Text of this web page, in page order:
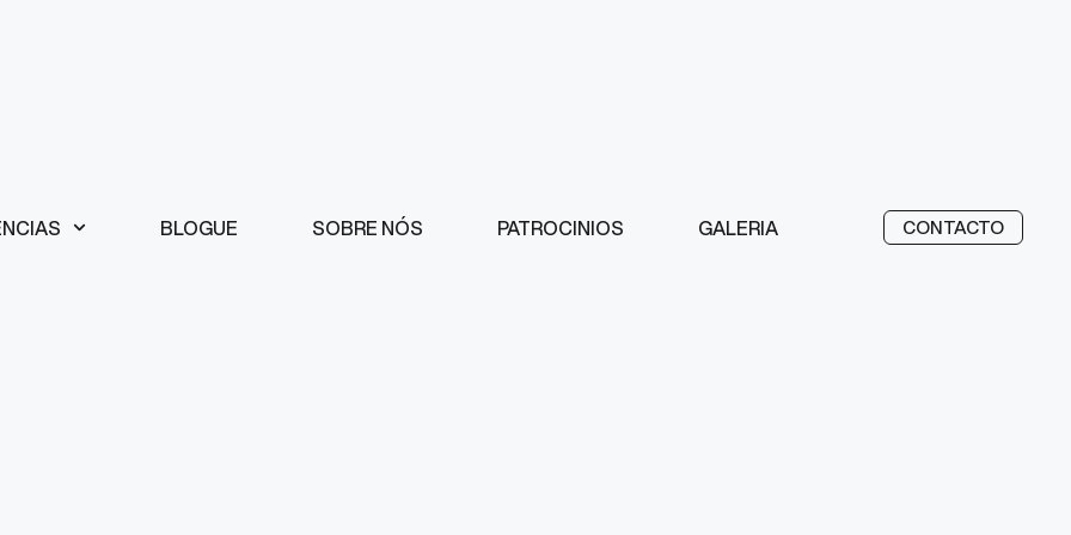
BLOGUE SOBRE NÓS PATROCINIOS GALERIA CONTACTO